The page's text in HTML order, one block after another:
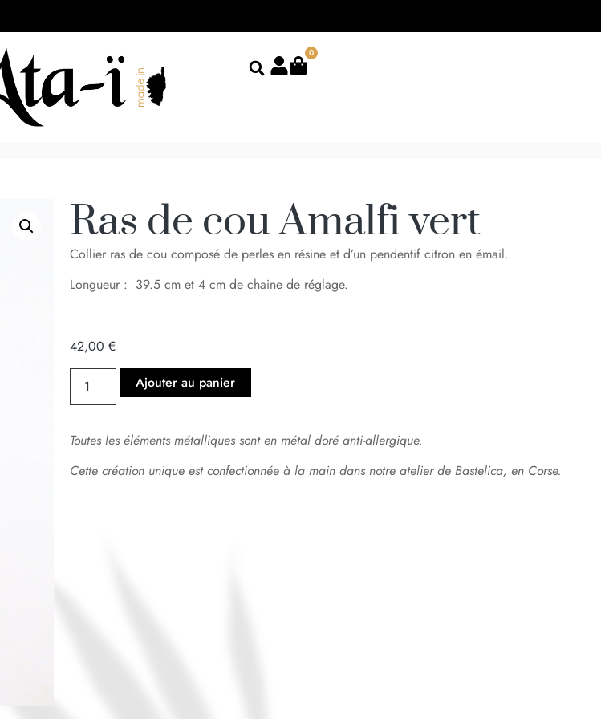
0
Ras de cou Amalfi vert
Collier ras de cou composé de perles en résine et d’un pendentif citron en émail.
Longueur : 39.5 cm et 4 cm de chaine de réglage.
42,00 €
Ajouter au panier
Toutes les éléments métalliques sont en métal doré anti-allergique.
Cette création unique est confectionnée à la main dans notre atelier de Bastelica, en Corse.